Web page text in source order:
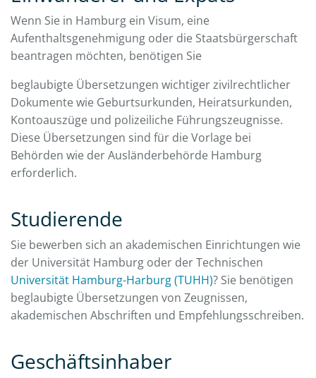
Wenn Sie in Hamburg ein Visum, eine
Aufenthaltsgenehmigung oder die Staatsbürgerschaft
beantragen möchten, benötigen Sie
beglaubigte Übersetzungen wichtiger zivilrechtlicher
Dokumente wie Geburtsurkunden, Heiratsurkunden,
Kontoauszüge und polizeiliche Führungszeugnisse.
Diese Übersetzungen sind für die Vorlage bei
Behörden wie der Ausländerbehörde Hamburg
erforderlich.
Studierende
Sie bewerben sich an akademischen Einrichtungen wie
der Universität Hamburg oder der Technischen
Universität Hamburg-Harburg (TUHH)? Sie benötigen
beglaubigte Übersetzungen von Zeugnissen,
akademischen Abschriften und Empfehlungsschreiben.
Geschäftsinhaber